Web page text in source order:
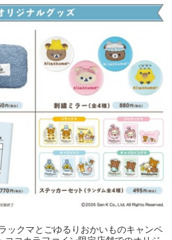
ックマとごゆるりおかいものキャンペ